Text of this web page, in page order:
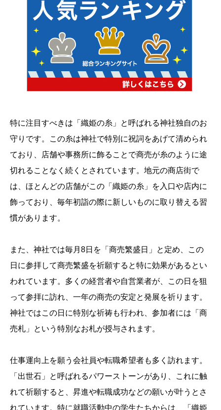
特に注目すべきは「織姫の糸」と呼ばれる神社独自のお
守りです。この糸は神社で特別に祝詞をあげて清められ
ており、店舗や事務所に飾ることで商売が糸のように途
切れることなく続くとされています。地元の商店街で
は、ほとんどの店舗がこの「織姫の糸」を入口や店内に
飾っており、毎年初詣の際に新しいものに取り替える習
慣があります。
また、神社では毎月8日を「商売繁盛日」と定め、この
日に参拝して商売繁盛を祈願すると特に効果があるとい
われています。多くの経営者や自営業者が、この日を狙
って参拝に訪れ、一年の商売の安定と発展を祈ります。
神社ではこの日に特別な祈祷も行われ、参加者には「商
売札」という特別なお札が授与されます。
仕事運向上を願う会社員や転職希望者も多く訪れます。
「出世石」と呼ばれるパワーストーンがあり、これに触
れて祈願すると、昇進や転職成功などの願いが叶うとさ
れています。特に就職活動中の学生たちからは、「織姫